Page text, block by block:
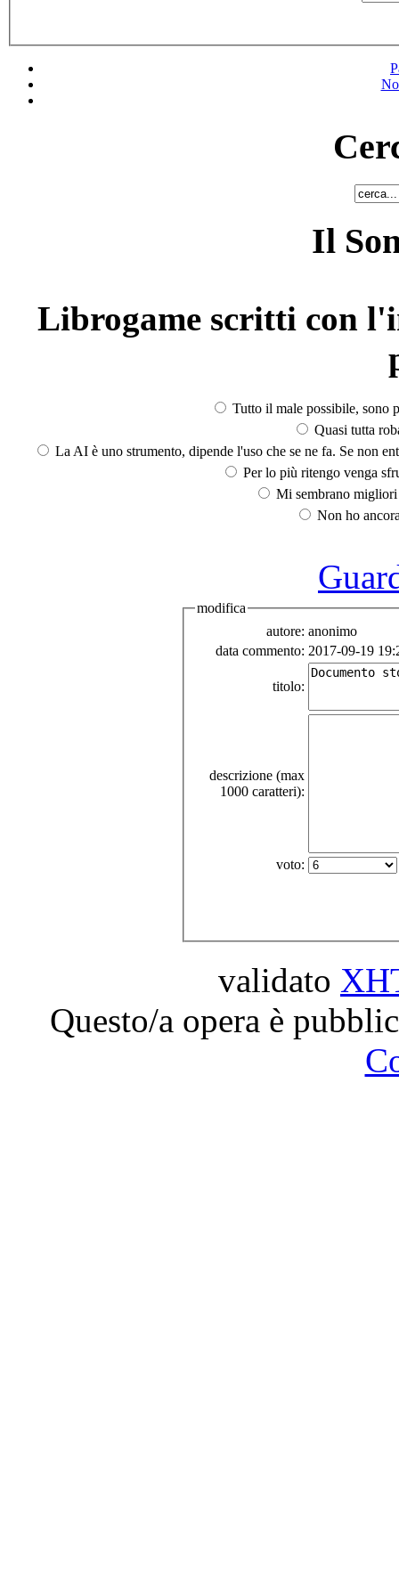
Il
Librogame scritti con
Tutto il male possibile, sono
Quasi tutta
La AI è uno strumento, dipende l'uso che se ne fa. Se non
Per lo più ritengo venga
Mi sembrano
Non ho
modifica
autore: anonimo
data commento: 2017-09-19
titolo:
descrizione (max
1000 caratteri):
voto:
validato
Questo/a opera è